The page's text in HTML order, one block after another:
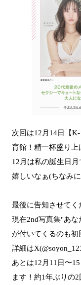
次回は12月14日【
育館！精一杯盛り上
12月は私の誕生日
嬉しいなぁ(ちなみ
最後に告知させてく
現在2nd写真集"あ
が付いてくるのも初
詳細は
あとは12月11日〜
ます！約1年ぶりの